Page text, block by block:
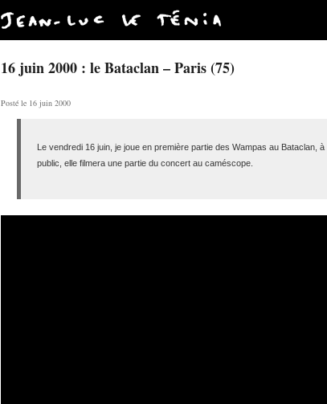
16 juin 2000 : le Bataclan – Paris (75)
Posté le 16 juin 2000
Le vendredi 16 juin, je joue en première partie des Wampas au Bataclan,
public, elle filmera une partie du concert au caméscope.